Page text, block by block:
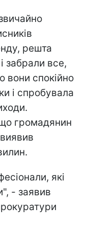
решта
забрали все,
вони спокійно
і спробувала
громадянин
які
- заявив